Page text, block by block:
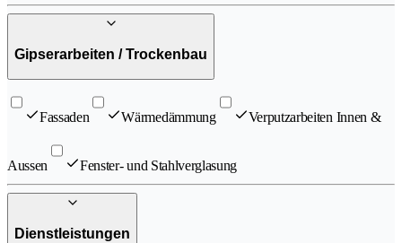
Gipserarbeiten / Trockenbau
Fassaden Wärmedämmung Verputzarbeiten Innen &
Aussen Fenster- und Stahlverglasung
Dienstleistungen